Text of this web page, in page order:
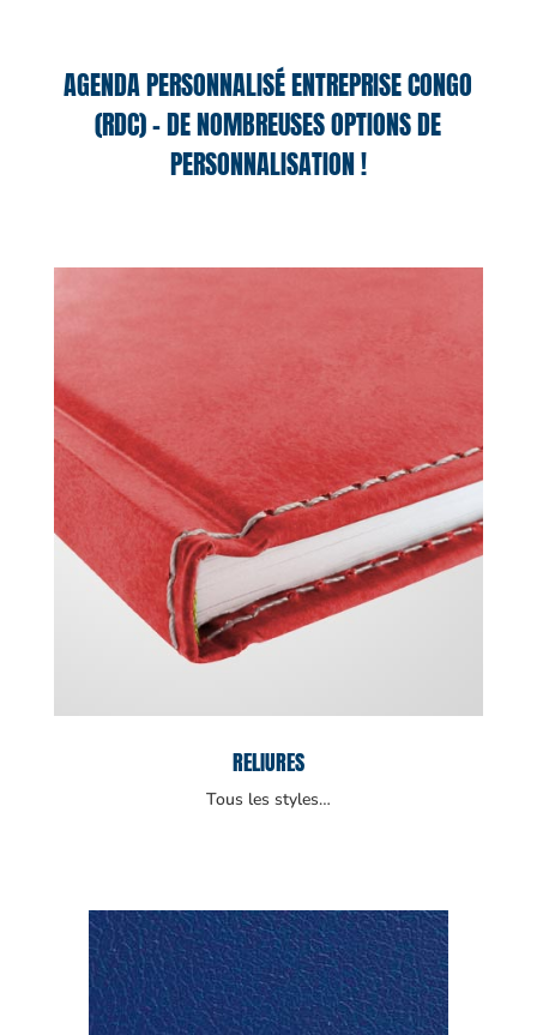
AGENDA PERSONNALISÉ ENTREPRISE CONGO
(RDC) – DE NOMBREUSES OPTIONS DE
PERSONNALISATION !
RELIURES
Tous les styles…